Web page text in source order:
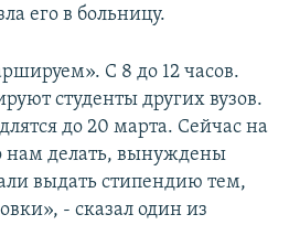
его в больницу.
С 8 до 12 часов.
студенты других вузов.
до 20 марта. Сейчас на
нам делать, вынуждены
выдать стипендию тем,
- сказал один из